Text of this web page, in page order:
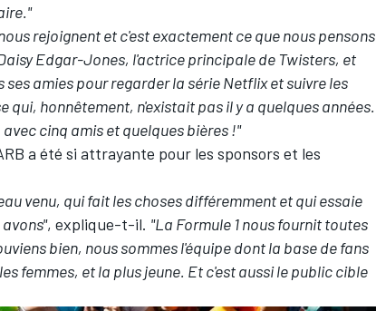
rejoignent et c'est exactement ce que nous pensons
Edgar-Jones, l'actrice principale de Twisters, et
amies pour regarder la série Netflix et suivre les
qui, honnêtement, n'existait pas il y a quelques années.
cinq amis et quelques bières !"
a été si attrayante pour les sponsors et les
venu, qui fait les choses différemment et qui essaie
, explique-t-il. "La Formule 1 nous fournit toutes
bien, nous sommes l'équipe dont la base de fans
femmes, et la plus jeune. Et c'est aussi le public cible